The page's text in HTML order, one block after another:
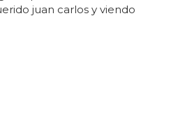
juan carlos y viendo